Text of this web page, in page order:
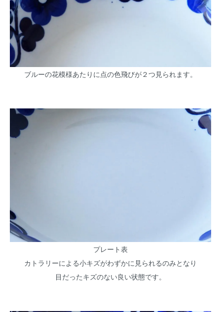
ブルーの花模様あたりに点の色飛びが２つ見られます。
プレート表
カトラリーによる小キズがわずかに見られるのみとなり
目だったキズのない良い状態です。